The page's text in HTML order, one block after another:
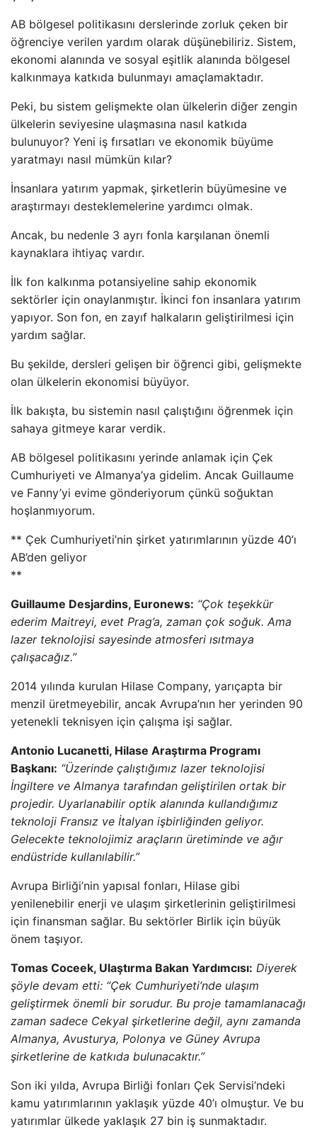
AB bölgesel politikasını derslerinde zorluk çeken bir
öğrenciye verilen yardım olarak düşünebiliriz. Sistem,
ekonomi alanında ve sosyal eşitlik alanında bölgesel
kalkınmaya katkıda bulunmayı amaçlamaktadır.
Peki, bu sistem gelişmekte olan ülkelerin diğer zengin
ülkelerin seviyesine ulaşmasına nasıl katkıda
bulunuyor? Yeni iş fırsatları ve ekonomik büyüme
yaratmayı nasıl mümkün kılar?
İnsanlara yatırım yapmak, şirketlerin büyümesine ve
araştırmayı desteklemelerine yardımcı olmak.
Ancak, bu nedenle 3 ayrı fonla karşılanan önemli
kaynaklara ihtiyaç vardır.
İlk fon kalkınma potansiyeline sahip ekonomik
sektörler için onaylanmıştır. İkinci fon insanlara yatırım
yapıyor. Son fon, en zayıf halkaların geliştirilmesi için
yardım sağlar.
Bu şekilde, dersleri gelişen bir öğrenci gibi, gelişmekte
olan ülkelerin ekonomisi büyüyor.
İlk bakışta, bu sistemin nasıl çalıştığını öğrenmek için
sahaya gitmeye karar verdik.
AB bölgesel politikasını yerinde anlamak için Çek
Cumhuriyeti ve Almanya’ya gidelim. Ancak Guillaume
ve Fanny’yi evime gönderiyorum çünkü soğuktan
hoşlanmıyorum.
** Çek Cumhuriyeti’nin şirket yatırımlarının yüzde 40’ı
AB’den geliyor
**
Guillaume Desjardins, Euronews: “Çok teşekkür
ederim Maitreyi, evet Prag’a, zaman çok soğuk. Ama
lazer teknolojisi sayesinde atmosferi ısıtmaya
çalışacağız.”
2014 yılında kurulan Hilase Company, yarıçapta bir
menzil üretmeyebilir, ancak Avrupa’nın her yerinden 90
yetenekli teknisyen için çalışma işi sağlar.
Antonio Lucanetti, Hilase Araştırma Programı
Başkanı: “Üzerinde çalıştığımız lazer teknolojisi
İngiltere ve Almanya tarafından geliştirilen ortak bir
projedir. Uyarlanabilir optik alanında kullandığımız
teknoloji Fransız ve İtalyan işbirliğinden geliyor.
Gelecekte teknolojimiz araçların üretiminde ve ağır
endüstride kullanılabilir.”
Avrupa Birliği’nin yapısal fonları, Hilase gibi
yenilenebilir enerji ve ulaşım şirketlerinin geliştirilmesi
için finansman sağlar. Bu sektörler Birlik için büyük
önem taşıyor.
Tomas Coceek, Ulaştırma Bakan Yardımcısı: Diyerek
şöyle devam etti: “Çek Cumhuriyeti’nde ulaşım
geliştirmek önemli bir sorudur. Bu proje tamamlanacağı
zaman sadece Cekyal şirketlerine değil, aynı zamanda
Almanya, Avusturya, Polonya ve Güney Avrupa
şirketlerine de katkıda bulunacaktır.”
Son iki yılda, Avrupa Birliği fonları Çek Servisi’ndeki
kamu yatırımlarının yaklaşık yüzde 40’ı olmuştur. Ve bu
yatırımlar ülkede yaklaşık 27 bin iş sunmaktadır.